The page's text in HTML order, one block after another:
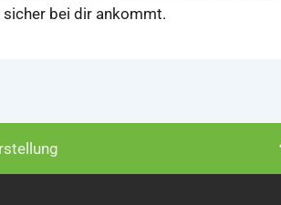
bei dir ankommt.